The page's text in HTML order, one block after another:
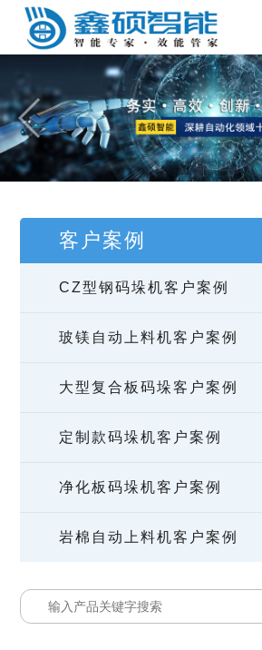
客户案例
CZ型钢码垛机客户案例
玻镁自动上料机客户案例
大型复合板码垛客户案例
定制款码垛机客户案例
净化板码垛机客户案例
岩棉自动上料机客户案例